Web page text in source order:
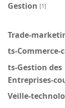
Gestion [1]
Trade-
ts-Commerce-
ts-Gestion des
Entreprises-
Veille-